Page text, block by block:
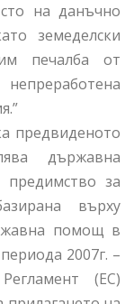
на данъчно
земеделски
печалба от
предвиденото
държавна
за
върху
помощ в
2007г. –
(ЕС)